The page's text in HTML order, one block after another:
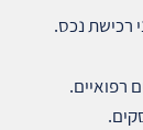
רכישת נכס.
רפואיים.